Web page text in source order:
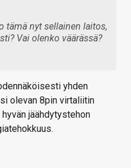
tämä nyt sellainen laitos,
Vai olenko väärässä?
yhden
olevan 8pin virtaliitin
jäähdytystehon